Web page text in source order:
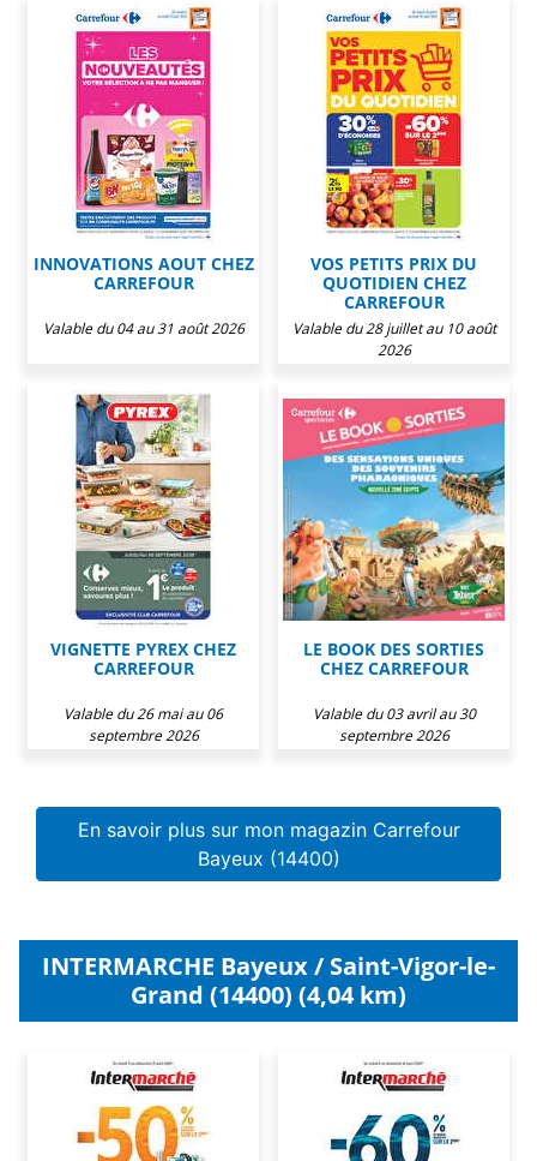
INNOVATIONS AOUT CHEZ
CARREFOUR
Valable du 04 au 31 août 2026
VOS PETITS PRIX DU
QUOTIDIEN CHEZ
CARREFOUR
Valable du 28 juillet au 10 août
2026
VIGNETTE PYREX CHEZ
CARREFOUR
Valable du 26 mai au 06
septembre 2026
LE BOOK DES SORTIES
CHEZ CARREFOUR
Valable du 03 avril au 30
septembre 2026
En savoir plus sur mon magazin Carrefour
Bayeux (14400)
INTERMARCHE Bayeux / Saint-Vigor-le-
Grand (14400) (4,04 km)